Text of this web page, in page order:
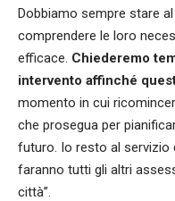
Dobbiamo sempre stare
comprendere le loro
efficace. Chiederemo
intervento affinché
momento in cui
che prosegua per
futuro. Io resto al
faranno tutti gli altri
città”.